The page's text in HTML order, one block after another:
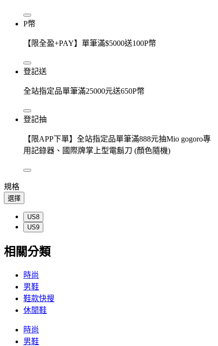
P幣
【限全盈+PAY】單筆滿$5000送100P幣
登記送
全站指定品單筆滿25000元送650P幣
登記抽
【限APP下單】全站指定品單筆滿888元抽Mio gogoro專
用記錄器、國際牌掌上型電鬍刀 (顏色隨機)
規格
選擇
US8
US9
相關分類
時尚
男鞋
鞋款快搜
休閒鞋
時尚
男鞋